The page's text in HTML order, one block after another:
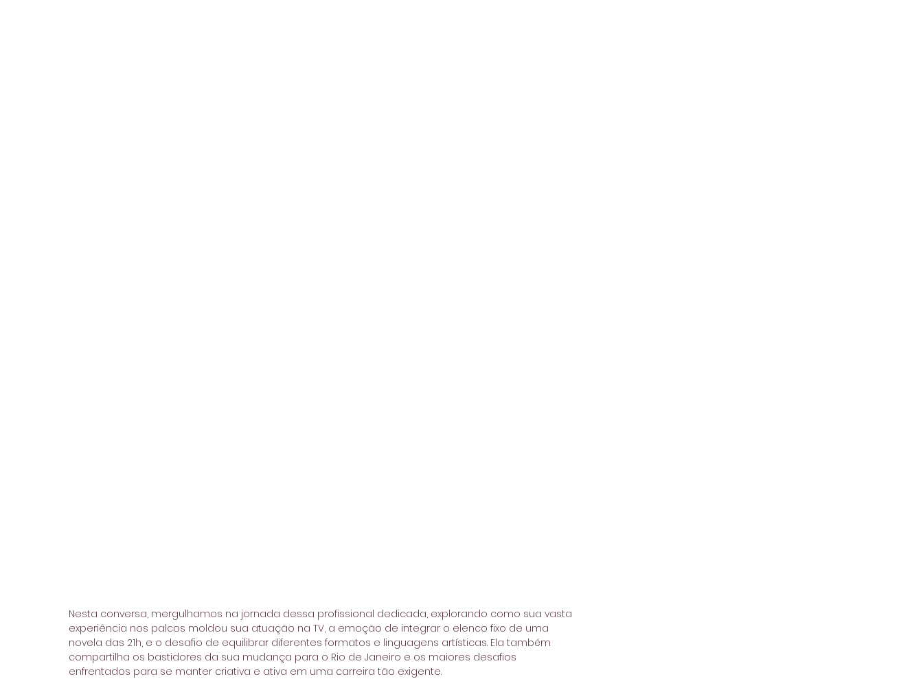
Nesta conversa, mergulhamos na jornada dessa profissional dedicada, explorando como sua vasta
experiência nos palcos moldou sua atuação na TV, a emoção de integrar o elenco fixo de uma
novela das 21h, e o desafio de equilibrar diferentes formatos e linguagens artísticas. Ela também
compartilha os bastidores da sua mudança para o Rio de Janeiro e os maiores desafios
enfrentados para se manter criativa e ativa em uma carreira tão exigente.